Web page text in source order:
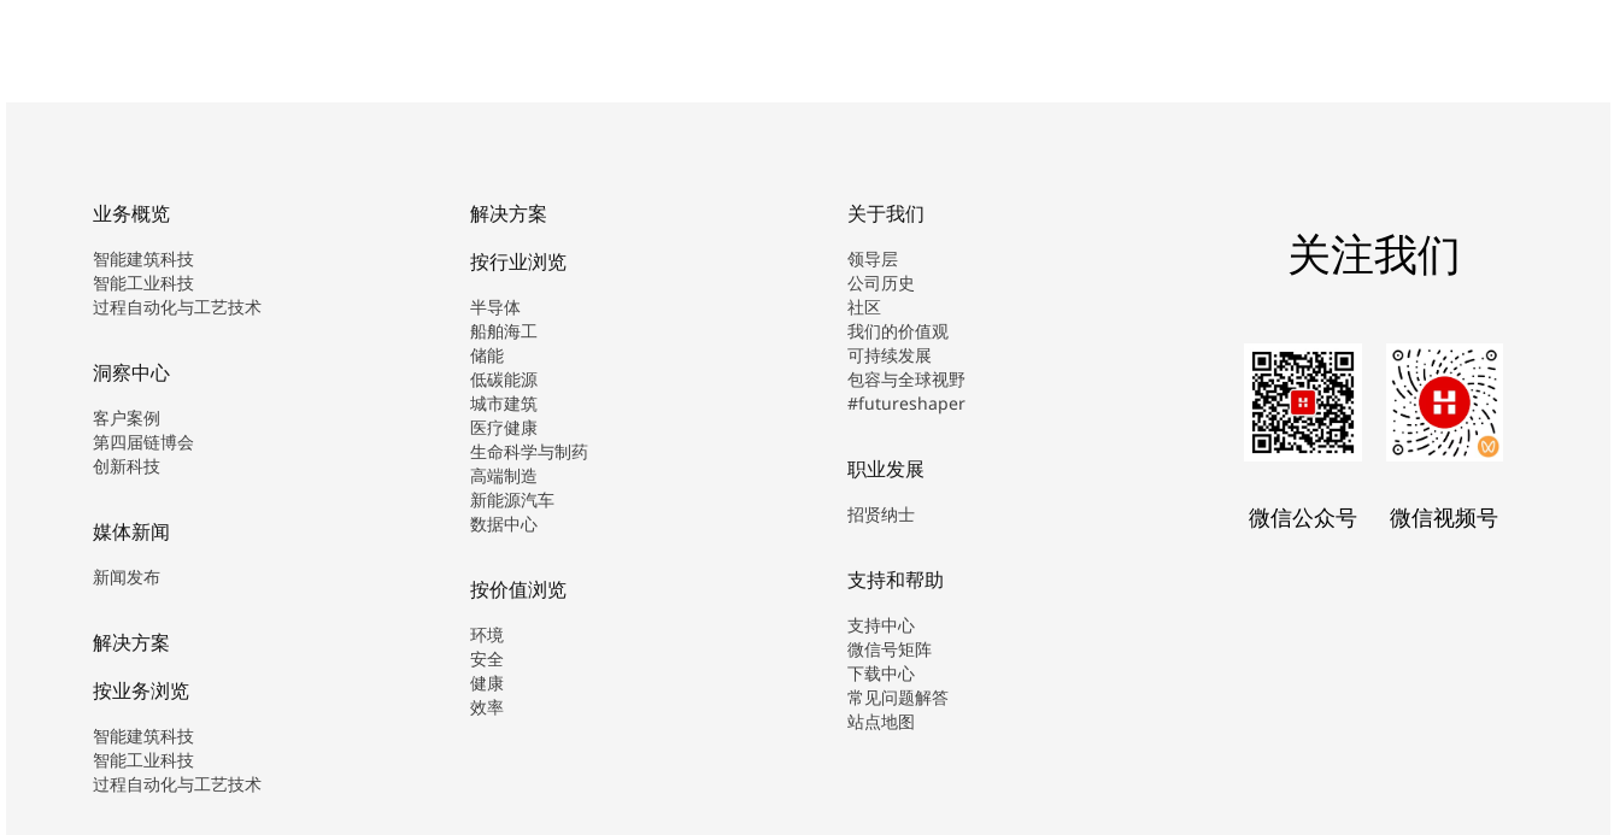
业务概览
智能建筑科技
智能工业科技
过程自动化与工艺技术
洞察中心
客户案例
第四届链博会
创新科技
媒体新闻
新闻发布
解决方案
按业务浏览
智能建筑科技
智能工业科技
过程自动化与工艺技术
解决方案
按行业浏览
半导体
船舶海工
储能
低碳能源
城市建筑
医疗健康
生命科学与制药
高端制造
新能源汽车
数据中心
按价值浏览
环境
安全
健康
效率
关于我们
领导层
公司历史
社区
我们的价值观
可持续发展
包容与全球视野
#futureshaper
职业发展
招贤纳士
支持和帮助
支持中心
微信号矩阵
下载中心
常见问题解答
站点地图
关注我们
微信公众号 微信视频号